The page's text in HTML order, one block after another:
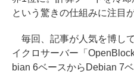
という驚きの仕組みに注目
毎回、記事が人気を博し
イクロサーバー「
bian 6ベースからDebian 7